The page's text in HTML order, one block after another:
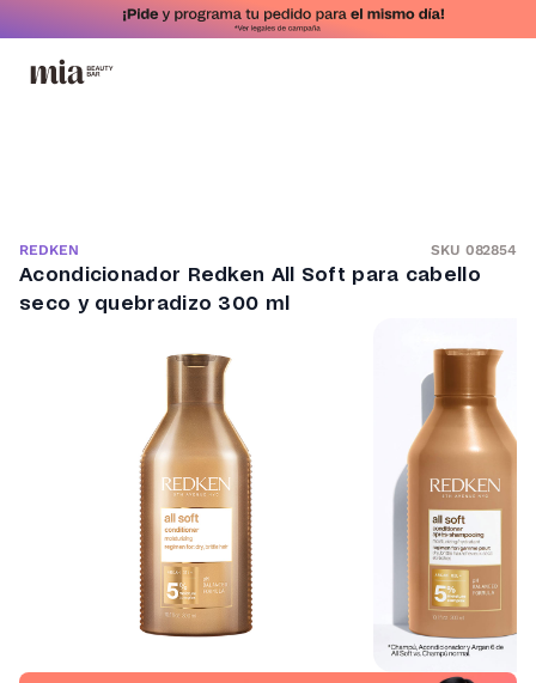
REDKEN SKU 082854
Acondicionador Redken All Soft para cabello
seco y quebradizo 300 ml